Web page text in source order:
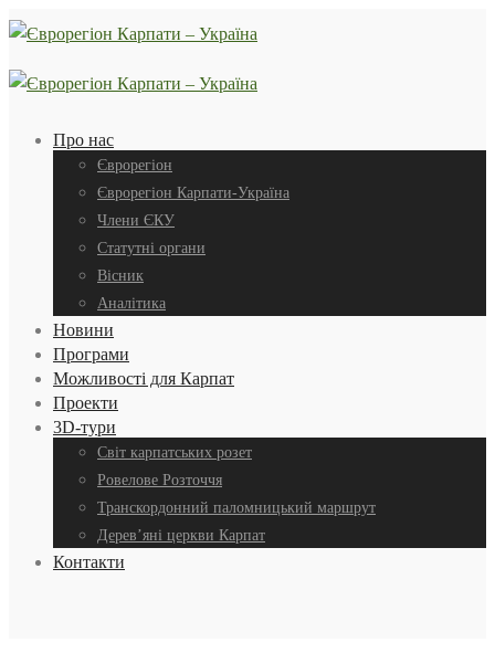
Про нас
Єврорегіон
Єврорегіон Карпати-Україна
Члени ЄКУ
Статутні органи
Вісник
Аналітика
Новини
Програми
Можливості для Карпат
Проекти
3D-тури
Світ карпатських розет
Ровелове Розточчя
Транскордонний паломницький маршрут
Дерев’яні церкви Карпат
Контакти